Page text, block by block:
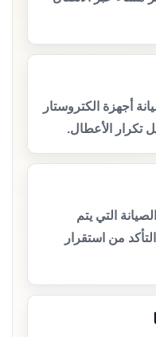
أجهزة الكتروستار
تكرار الأعطال.
التي يتم
من استقرار